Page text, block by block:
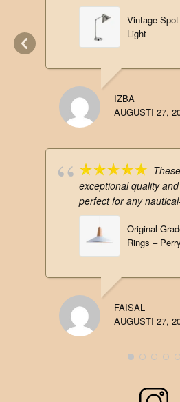
Vintage
Light
IZBA
AUGUSTI 27,
exceptional quality
perfect for any
Original
Rings –
FAISAL
AUGUSTI 27,